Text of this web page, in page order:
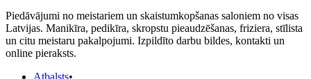
Piedāvājumi no meistariem un skaistumkopšanas saloniem no visas
Latvijas. Manikīra, pedikīra, skropstu pieaudzēšanas, friziera, stīlista
un citu meistaru pakalpojumi. Izpildīto darbu bildes, kontakti un
online pieraksts.